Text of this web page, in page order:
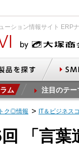
ーション情報サイト ERP
ム 注目のテー
トク◎情報 IT＆ビジネス
「言葉